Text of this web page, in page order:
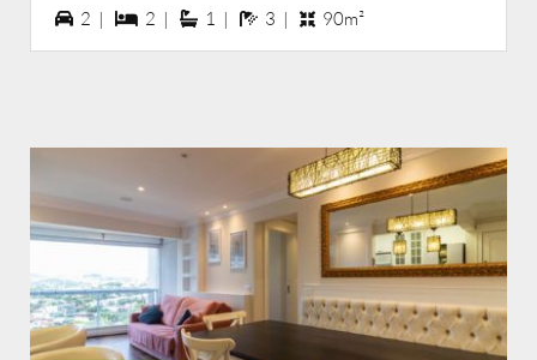
2 vagas na garagem
2 | 2 dormiórios
2 | 1 suítes
1 | 3 banheiros
3 | 90m²